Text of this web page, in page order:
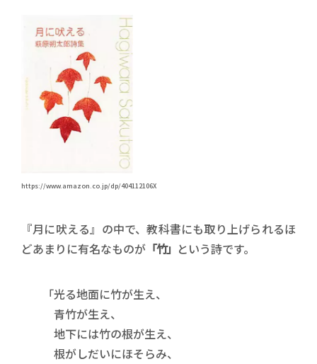
https://www.amazon.co.jp/dp/404112106X
『月に吠える』の中で、教科書にも取り上げられるほ
どあまりに有名なものが 「竹」 という詩です。
「光る地面に竹が生え、
青竹が生え、
地下には竹の根が生え、
根がしだいにほそらみ、